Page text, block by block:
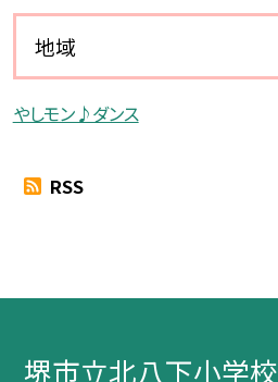
地域
やしモン♪ダンス
RSS
堺市立北八下小学校